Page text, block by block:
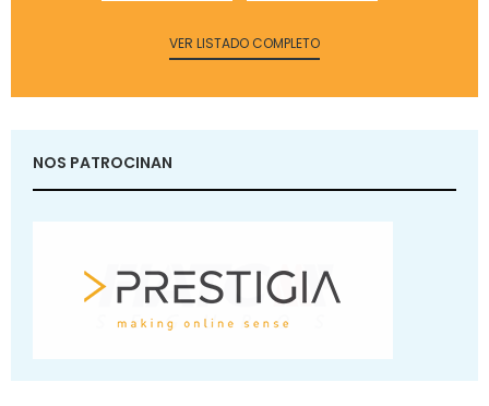
VER LISTADO COMPLETO
NOS PATROCINAN